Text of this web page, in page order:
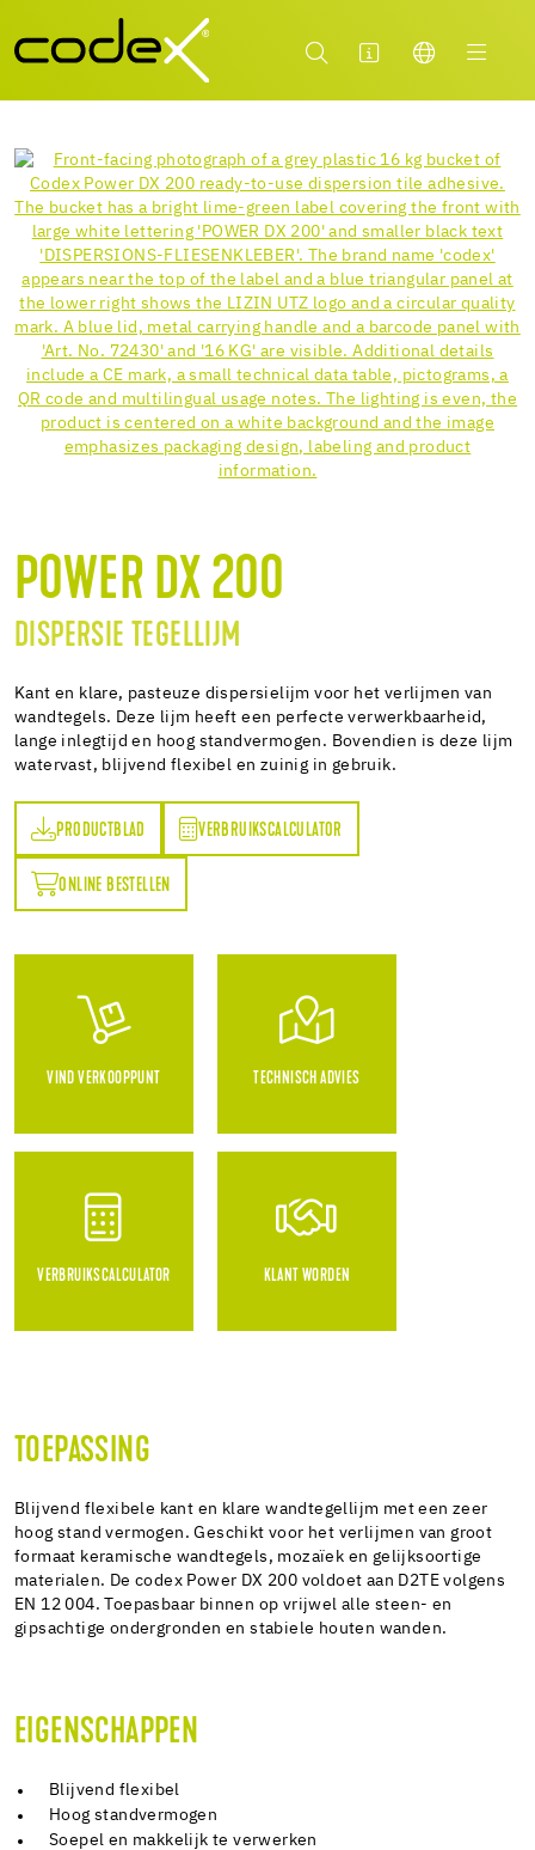
POWER DX 200
DISPERSIE TEGELLIJM
Kant en klare, pasteuze dispersielijm voor het verlijmen van
wandtegels. Deze lijm heeft een perfecte verwerkbaarheid,
lange inlegtijd en hoog standvermogen. Bovendien is deze lijm
watervast, blijvend flexibel en zuinig in gebruik.
PRODUCTBLAD VERBRUIKSCALCULATOR
VERBRUIKSCALCULATOR
ONLINE BESTELLEN
VIND VERKOOPPUNT TECHNISCH ADVIES
VERBRUIKSCALCULATOR KLANT WORDEN
TOEPASSING
Blijvend flexibele kant en klare wandtegellijm met een zeer
hoog stand vermogen. Geschikt voor het verlijmen van groot
formaat keramische wandtegels, mozaïek en gelijksoortige
materialen. De codex Power DX 200 voldoet aan D2TE volgens
EN 12 004. Toepasbaar binnen op vrijwel alle steen- en
gipsachtige ondergronden en stabiele houten wanden.
EIGENSCHAPPEN
Blijvend flexibel
Hoog standvermogen
Soepel en makkelijk te verwerken